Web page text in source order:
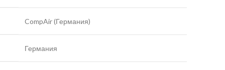
CompAir (Германия)
Германия